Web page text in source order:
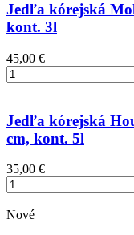
Jedľa kórejská
kont. 3l
45,00 €
Jedľa kórejská
cm, kont. 5l
35,00 €
Nové